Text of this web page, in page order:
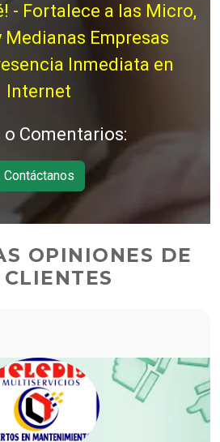
- Fortalece a las Micro,
Medianas Empresas
Inmediata en
Internet
o Comentarios:
Contáctanos
OPINIONES DE